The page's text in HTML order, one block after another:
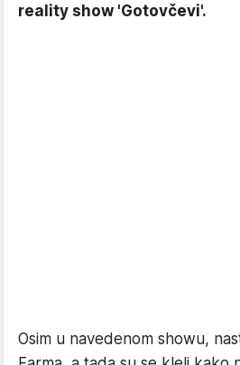
reality show 'Gotovčevi'.
Osim u navedenom showu,